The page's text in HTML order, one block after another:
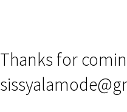
Thanks for